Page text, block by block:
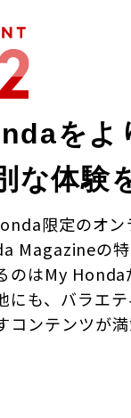
をよ
な体験
限定のオン
Magazineの
のはMy Honda
にも、バラエ
コンテンツが満